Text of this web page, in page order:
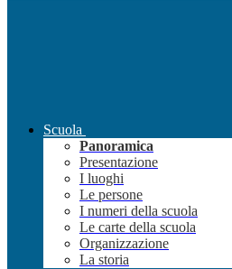
Scuola
Panoramica
Presentazione
I luoghi
Le persone
I numeri della scuola
Le carte della scuola
Organizzazione
La storia